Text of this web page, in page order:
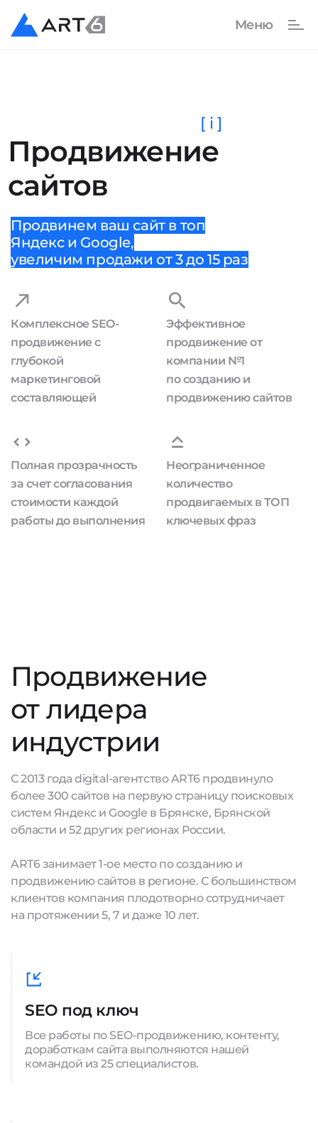
Продвижение
сайтов
[ i ]
Продвинем ваш сайт в топ
Яндекс и Google,
увеличим продажи от 3 до 15 раз
Комплексное SEO-
продвижение с
глубокой
маркетинговой
составляющей
Эффективное
продвижение от
компании №1
по созданию и
продвижению сайтов
Полная прозрачность
за счет согласования
стоимости каждой
работы до выполнения
Неограниченное
количество
продвигаемых в ТОП
ключевых фраз
Продвижение
от лидера
индустрии
С 2013 года digital-агентство ART6 продвинуло
более 300 сайтов на первую страницу поисковых
систем Яндекс и Google в Брянске, Брянской
области и 52 других регионах России.
ART6 занимает 1-ое место по созданию и
продвижению сайтов в регионе. С большинством
клиентов компания плодотворно сотрудничает
на протяжении 5, 7 и даже 10 лет.
SEO под ключ
Все работы по SEO-продвижению, контенту,
доработкам сайта выполняются нашей
командой из 25 специалистов.